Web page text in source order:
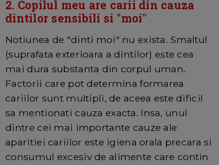
2. Copilul meu are carii din cauza
dintilor sensibili si "moi"
Notiunea de "dinti moi" nu exista. Smaltul
(suprafata exterioara a dintilor) este cea
mai dura substanta din corpul uman.
Factorii care pot determina formarea
cariilor sunt multipli, de aceea este dificil
sa mentionati cauza exacta. Insa, unul
dintre cei mai importante cauze ale
aparitiei cariilor este igiena orala precara si
consumul excesiv de alimente care contin